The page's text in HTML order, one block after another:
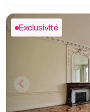
Exclusivité